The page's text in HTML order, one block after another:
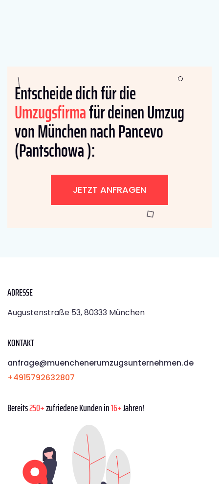
Entscheide dich für die
Umzugsfirmafür deinen Umzug
von München nach Pancevo
(Pantschowa ):
JETZT ANFRAGEN
ADRESSE
Augustenstraße 53, 80333 München
KONTAKT
anfrage@muenchenerumzugsunternehmen.de
+4915792632807
Bereits250+zufriedene Kunden in16+Jahren!